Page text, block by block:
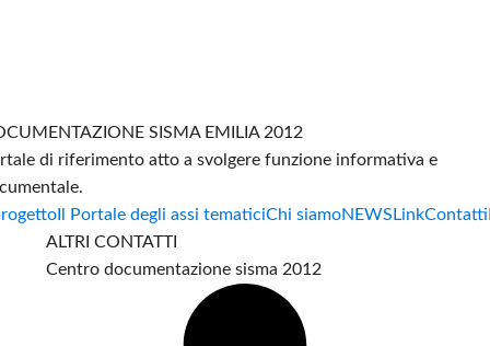
SISMA EMILIA 2012
di riferimento atto a svolgere funzione informativa e
Il Portale degli assi tematiciChi siamoNEWS LinkContatti
ALTRI CONTATTI
Centro documentazione sisma 2012